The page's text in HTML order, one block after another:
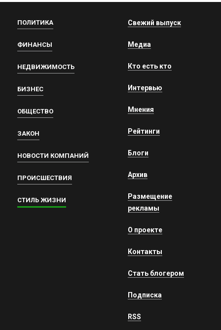
ПОЛИТИКА
ФИНАНСЫ
НЕДВИЖИМОСТЬ
БИЗНЕС
ОБЩЕСТВО
ЗАКОН
НОВОСТИ КОМПАНИЙ
ПРОИСШЕСТВИЯ
СТИЛЬ ЖИЗНИ
Свежий выпуск
Медиа
Кто есть кто
Интервью
Мнения
Рейтинги
Блоги
Архив
Размещение
рекламы
О проекте
Контакты
Стать блогером
Подписка
RSS